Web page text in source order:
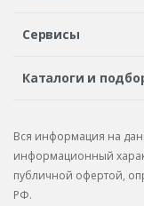
Шины в кредит
Сервисы
Автосервисы
Рекламации по
Каталоги и
Подбор запчастей
Каталог запчастей
Вся информация на
информационный
публичной офертой,
РФ.